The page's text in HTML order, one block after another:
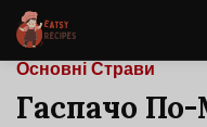
Основні Страви
Гаспачо